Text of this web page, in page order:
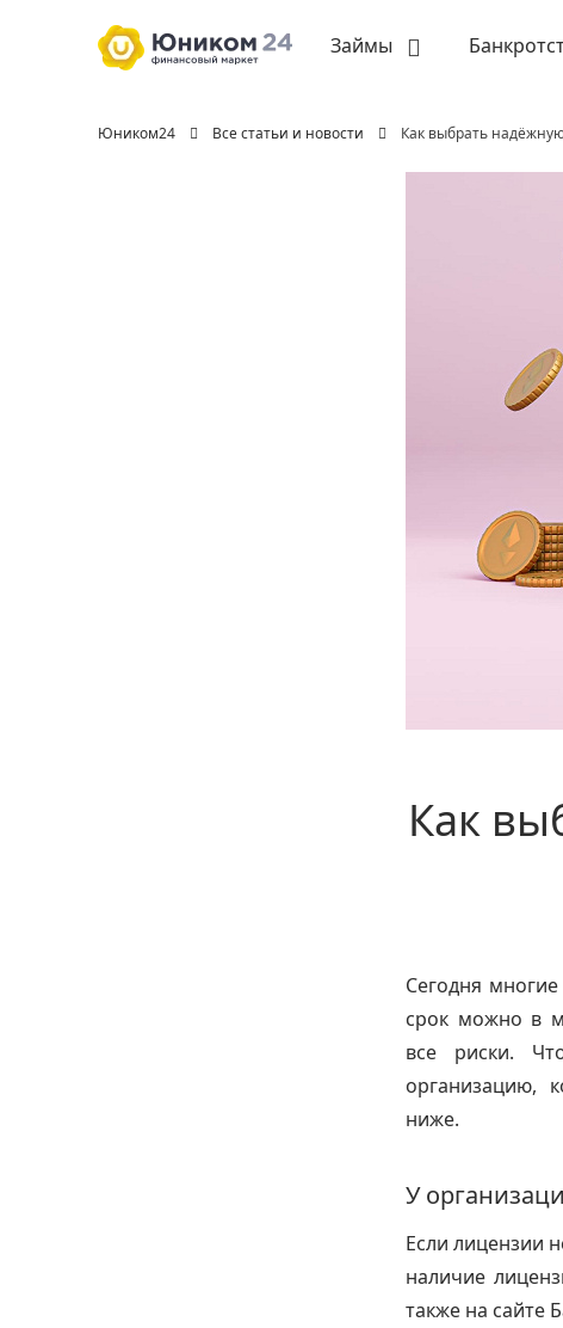
Займы
Юником24 Все статьи и новости Как выбрать
Как
Сегодня
срок можно в
все риски.
организацию,
ниже.
У
Если лицензии
наличие
также на сайте